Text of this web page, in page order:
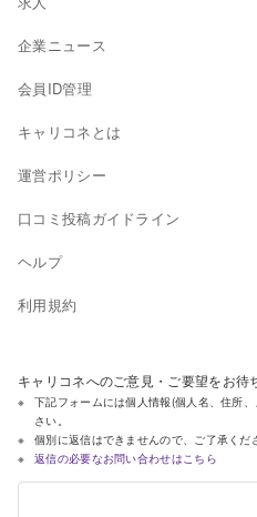
企業ニュース
会員ID管理
キャリコネとは
運営ポリシー
口コミ投稿ガイドライン
ヘルプ
利用規約
キャリコネへのご意見・ご要望をお待
下記フォームには個人情報(個人名、住所
さい。
個別に返信はできませんので、ご了承くだ
返信の必要なお問い合わせはこちら